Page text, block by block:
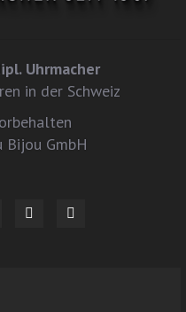
Uhrmacher
in der Schweiz
GmbH